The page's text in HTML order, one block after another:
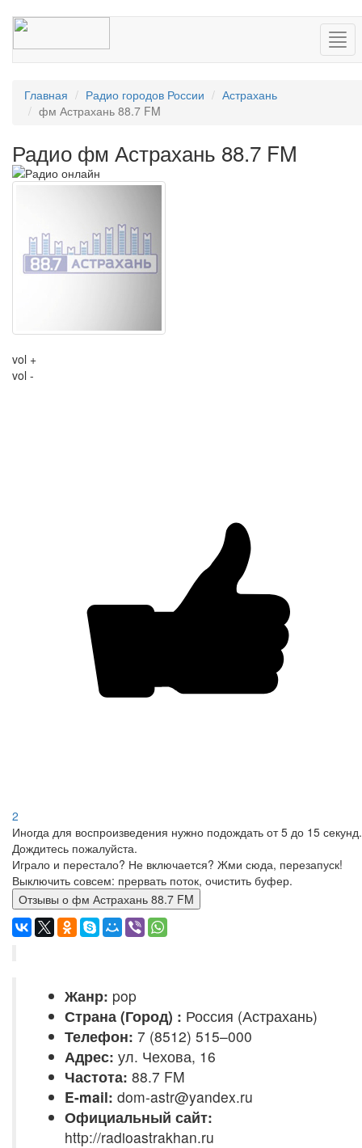
Главная Радио городов России
Астрахань
фм Астрахань 88.7 FM
Радио фм Астрахань 88.7 FM
vol +
vol -
2
Иногда для воспроизведения нужно подождать от 5 до 15 секунд.
Дождитесь пожалуйста.
Играло и перестало? Не включается? Жми сюда, перезапуск!
Выключить совсем: прервать поток, очистить буфер.
Отзывы о фм Астрахань 88.7 FM
Жанр: pop
Страна (Город) : Россия (Астрахань)
Телефон: 7 (8512) 515–000
Адрес: ул. Чехова, 16
Частота: 88.7 FM
E-mail: dom-astr@yandex.ru
Официальный сайт:
http://radioastrakhan.ru